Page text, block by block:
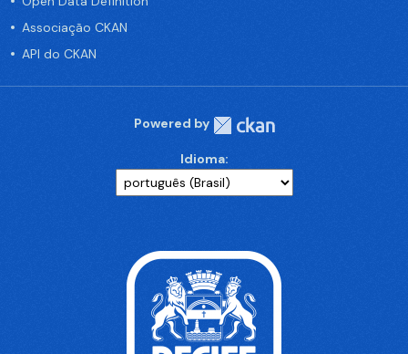
Associação CKAN
API do CKAN
Powered by
Idioma